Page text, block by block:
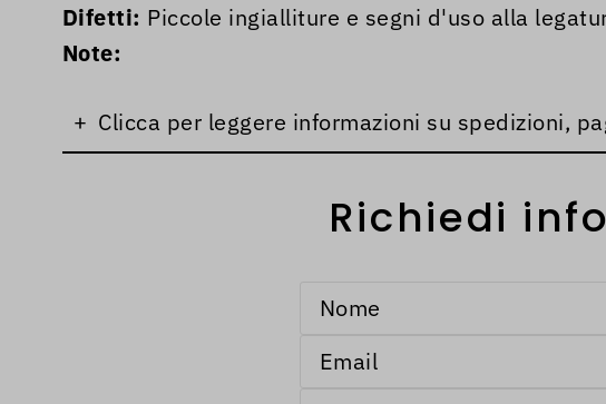
Difetti: Piccole ingialliture e segni d'uso alla
Note:
+ Clicca per leggere informazioni su spedizioni,
Richiedi